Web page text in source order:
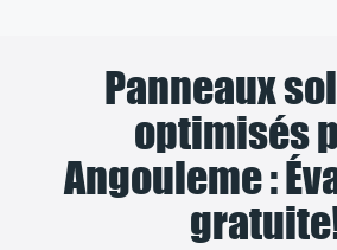
Panneaux
optimisés
Angouleme :